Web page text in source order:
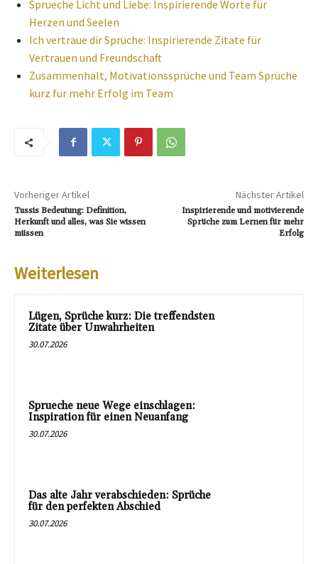
Sprueche Licht und Liebe: Inspirierende Worte für
Herzen und Seelen
Ich vertraue dir Sprüche: Inspirierende Zitate für
Vertrauen und Freundschaft
Zusammenhalt, Motivationssprüche und Team Sprüche
kurz für mehr Erfolg im Team
Vorheriger Artikel
Tussis Bedeutung: Definition,
Herkunft und alles, was Sie wissen
müssen
Nächster Artikel
Inspirierende und motivierende
Sprüche zum Lernen für mehr
Erfolg
Weiterlesen
Lügen, Sprüche kurz: Die treffendsten
Zitate über Unwahrheiten
30.07.2026
Sprueche neue Wege einschlagen:
Inspiration für einen Neuanfang
30.07.2026
Das alte Jahr verabschieden: Sprüche
für den perfekten Abschied
30.07.2026